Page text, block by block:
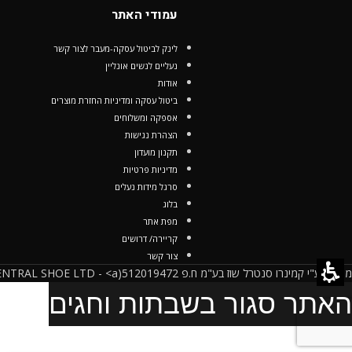
עמודי האתר
לינק לביטול עסקה-מעבר לצור קשר
נעליים לנשים אונליין
אודות
ביטול עסקה ומדיניות החזרת מוצרים
אספקה ומשלוחים
הצהרת נגישות
תקנון מועדון
מדיניות פרטיות
סרגל מידות נעלים
בלוג
מפת אתר
קריירה/ דרושים
צור קשר
מופעל ע"י קמינרו סנטרל שוז בע"מ ח.פ 512019472(CAMINARO CENTRAL SHOE LTD - <a
האתר סגור בשבתות וחגים